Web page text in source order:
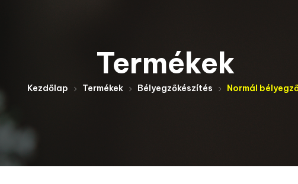
Termékek
Kezdőlap Termékek Bélyegzőkészítés Normál